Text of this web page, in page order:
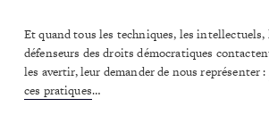
Et quand tous les techniques, les intellectuels,
défenseurs des droits démocratiques
les avertir, leur demander de nous représenter :
ces pratiques…